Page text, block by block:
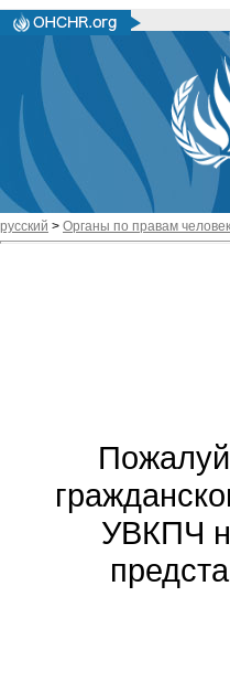
русский > Органы по правам
УВКПЧ